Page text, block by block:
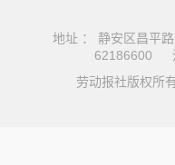
地址 ： 静安区昌平
62186600
劳动报社版权所